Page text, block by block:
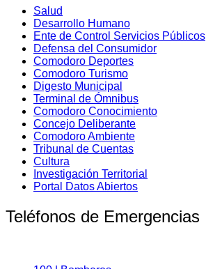
Salud
Desarrollo Humano
Ente de Control Servicios Públicos
Defensa del Consumidor
Comodoro Deportes
Comodoro Turismo
Digesto Municipal
Terminal de Ómnibus
Comodoro Conocimiento
Concejo Deliberante
Comodoro Ambiente
Tribunal de Cuentas
Cultura
Investigación Territorial
Portal Datos Abiertos
Teléfonos de Emergencias